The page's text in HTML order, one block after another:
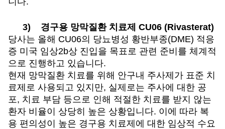
3)
경구용 망막질환 치료제 CU06 (Rivasterat)
당사는 올해 CU06의 당뇨병성 황반부종(DME) 적응
증 미국 임상2b상 진입을 목표로 관련 준비를 체계적
으로 진행하고 있습니다.
현재 망막질환 치료를 위해 안구내 주사제가 표준 치
료제로 사용되고 있지만, 실제로는 주사에 대한 공
포, 치료 부담 등으로 인해 적절한 치료를 받지 않는
환자 비율이 상당히 높은 상황입니다. 이에 따라 복
용 편의성이 높은 경구용 치료제에 대한 임상적 수요